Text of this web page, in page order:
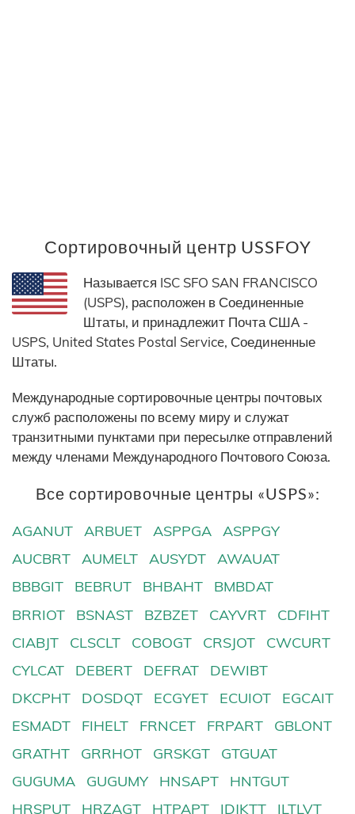
Сортировочный центр USSFOY
Называется ISC SFO SAN FRANCISCO
(USPS), расположен в Соединенные
Штаты, и принадлежит Почта США -
USPS, United States Postal Service, Соединенные
Штаты.
Международные сортировочные центры почтовых
служб расположены по всему миру и служат
транзитными пунктами при пересылке отправлений
между членами Международного Почтового Союза.
Все сортировочные центры «USPS»:
AGANUT ARBUET ASPPGA
ASPPGY
AUCBRT
AUMELT AUSYDT
AWAUAT
BBBGIT
BEBRUT BHBAHT
BMBDAT
BRRIOT
BSNAST BZBZET CAYVRT
CDFIHT
CIABJT
CLSCLT COBOGT CRSJOT
CWCURT
CYLCAT
DEBERT DEFRAT
DEWIBT
DKCPHT
DOSDQT ECGYET ECUIOT
EGCAIT
ESMADT
FIHELT FRNCET FRPART
GBLONT
GRATHT
GRRHOT GRSKGT
GTGUAT
GUGUMA
GUGUMY HNSAPT
HNTGUT
HRSPUT
HRZAGT HTPAPT IDJKTT ILTLVT